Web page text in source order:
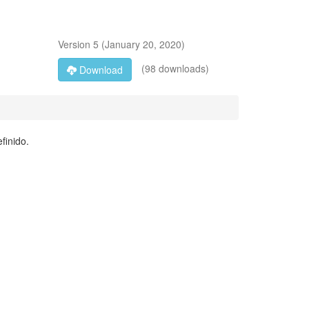
Version 5 (January 20, 2020)
Download
(98 downloads)